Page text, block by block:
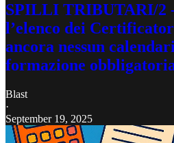
SPILLI TRIBUTARI/2
l’elenco dei
ancora nessun
formazione
Blast
·
September 19, 2025